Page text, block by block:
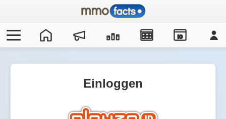
IO
Einloggen